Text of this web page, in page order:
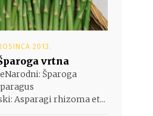
2013.
vrtna
Šparoga
Asparagi rhizoma et...